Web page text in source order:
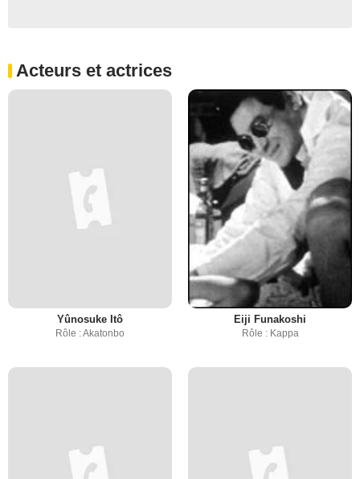
Acteurs et actrices
Yûnosuke Itô
Rôle : Akatonbo
Eiji Funakoshi
Rôle : Kappa